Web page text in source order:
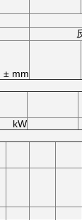
± mm
kW